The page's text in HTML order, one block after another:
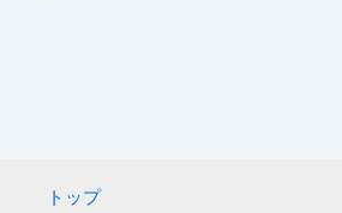
トップ